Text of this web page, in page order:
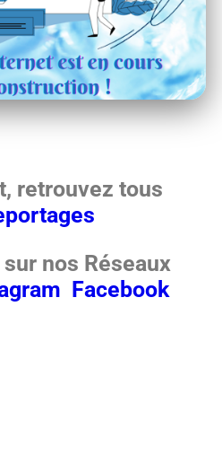
retrouvez tous
nos Réseaux
Facebook